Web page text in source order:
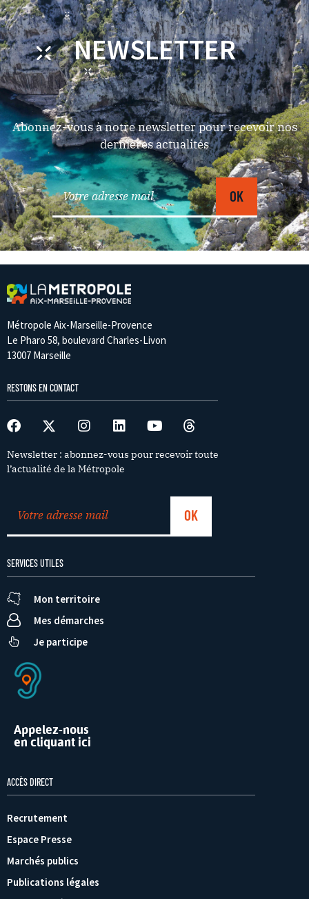
NEWSLETTER
Abonnez-vous à notre newsletter pour recevoir nos
dernières actualités
Métropole Aix-Marseille-Provence
Le Pharo 58, boulevard Charles-Livon
13007 Marseille
RESTONS EN CONTACT
Newsletter : abonnez-vous pour recevoir toute
l’actualité de la Métropole
SERVICES UTILES
Mon territoire
Mes démarches
Je participe
Appelez-nous
en cliquant ici
ACCÈS DIRECT
Recrutement
Espace Presse
Marchés publics
Publications légales